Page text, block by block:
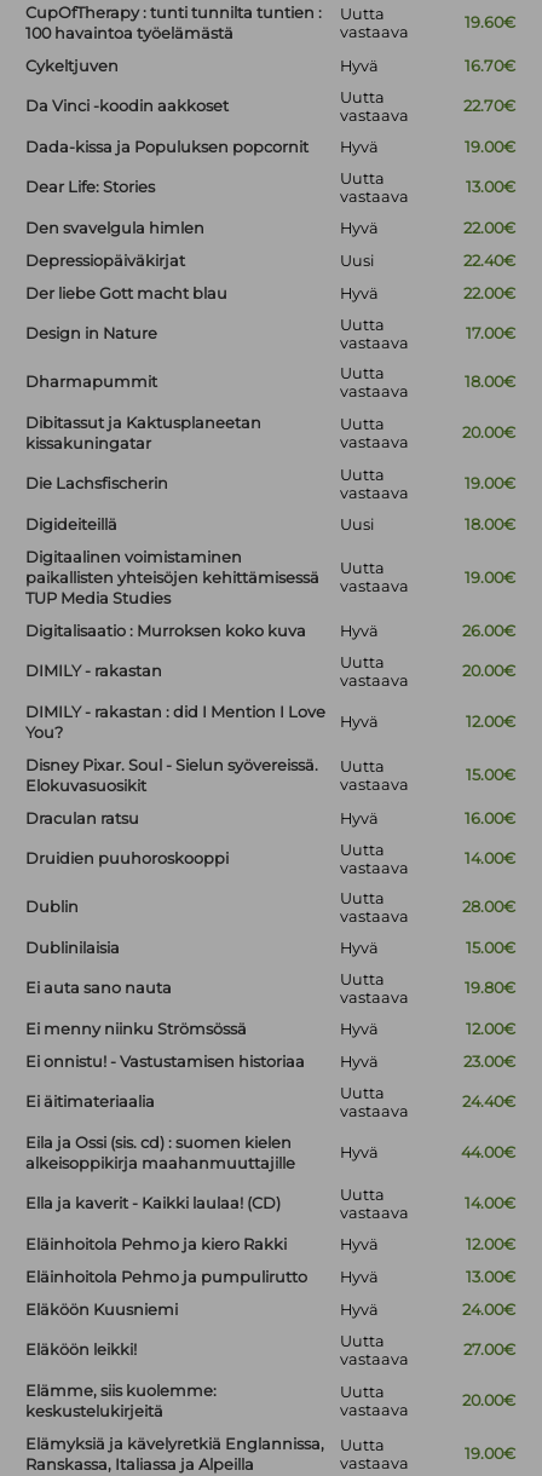
CupOfTherapy : tunti tunnilta tuntien :
100 havaintoa työelämästä
Uutta
vastaava
19.60€
Cykeltjuven Hyvä 16.70€
Da Vinci -koodin aakkoset
Uutta
vastaava
22.70€
Dada-kissa ja Populuksen popcornit Hyvä 19.00€
Dear Life: Stories
Uutta
vastaava
13.00€
Den svavelgula himlen Hyvä
22.00€
Depressiopäiväkirjat
Uusi
22.40€
Der liebe Gott macht blau
Hyvä 22.00€
Design in Nature
Uutta
vastaava
17.00€
Dharmapummit
Uutta
vastaava
18.00€
Dibitassut ja Kaktusplaneetan
kissakuningatar
Uutta
vastaava
20.00€
Die Lachsfischerin
Uutta
vastaava
19.00€
Digideiteillä Uusi
18.00€
Digitaalinen voimistaminen
paikallisten yhteisöjen kehittämisessä
TUP Media Studies
Uutta
vastaava
19.00€
Digitalisaatio : Murroksen koko kuva Hyvä 26.00€
DIMILY - rakastan
Uutta
vastaava
20.00€
DIMILY - rakastan : did I Mention I Love
You?
Hyvä 12.00€
Disney Pixar. Soul - Sielun syövereissä.
Elokuvasuosikit
Uutta
vastaava
15.00€
Draculan ratsu Hyvä 16.00€
Druidien puuhoroskooppi
Uutta
vastaava
14.00€
Dublin
Uutta
vastaava
28.00€
Dublinilaisia Hyvä 15.00€
Ei auta sano nauta
Uutta
vastaava
19.80€
Ei menny niinku Strömsössä Hyvä
12.00€
Ei onnistu! - Vastustamisen historiaa
Hyvä 23.00€
Ei äitimateriaalia
Uutta
vastaava
24.40€
Eila ja Ossi (sis. cd) : suomen kielen
alkeisoppikirja maahanmuuttajille
Hyvä 44.00€
Ella ja kaverit - Kaikki laulaa! (CD)
Uutta
vastaava
14.00€
Eläinhoitola Pehmo ja kiero Rakki Hyvä
12.00€
Eläinhoitola Pehmo ja pumpulirutto
Hyvä
13.00€
Eläköön Kuusniemi
Hyvä 24.00€
Eläköön leikki!
Uutta
vastaava
27.00€
Elämme, siis kuolemme:
keskustelukirjeitä
Uutta
vastaava
20.00€
Elämyksiä ja kävelyretkiä Englannissa,
Ranskassa, Italiassa ja Alpeilla
Uutta
vastaava
19.00€